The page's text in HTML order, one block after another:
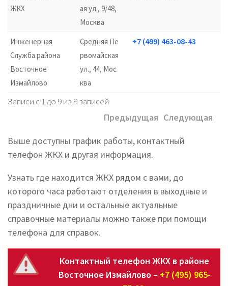
ЖКХ
ая ул., 9/48,
Москва
Инженерная
Служба района
Восточное
Измайлово
Средняя Пе
рвомайская
ул., 44, Мос
ква
+7 (499) 463-08-43
Записи с 1 до 9 из 9 записей
Предыдущая Следующая
Выше доступны график работы, контактный
телефон ЖКХ и другая информация.
Узнать где находится ЖКХ рядом с вами, до
которого часа работают отделения в выходные и
праздничные дни и остальные актуальные
справочные материалы можно также при помощи
телефона для справок.
Контактный телефон ЖКХ в районе
Восточное Измайлово – +7 (495) 965-